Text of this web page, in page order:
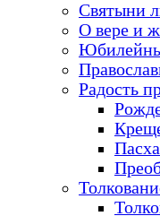
Святыни
О вере и
Радость
Пасха